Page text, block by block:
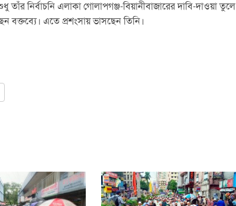
নির্বাচনি এলাকা গোলাপগঞ্জ-বিয়ানীবাজারের দাবি-দাওয়া তুলে
বক্তব্যে। এতে প্রশংসায় ভাসছেন তিনি।